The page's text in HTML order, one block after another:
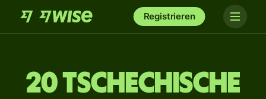
Registrieren
20 tschechische